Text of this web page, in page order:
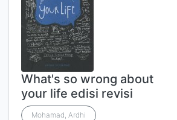
What's so wrong about
your life edisi revisi
Mohamad, Ardhi